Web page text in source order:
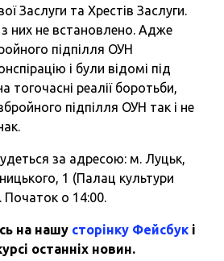
Заслуги та Хрестів Заслуги.
них не встановлено. Адже
підпілля ОУН
і були відомі під
тогочасні реалії боротьби,
підпілля ОУН так і не
за адресою: м. Луцьк,
1 (Палац культури
Початок о 14:00.
на нашу сторінку Фейсбук і
останніх новин.